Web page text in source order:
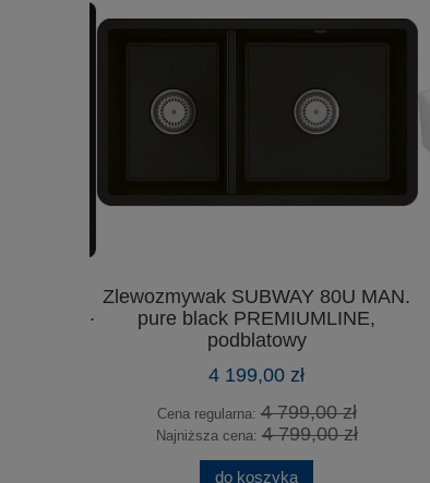
Zlewozmywak SUBWAY 80U MAN.
pure black PREMIUMLINE,
podblatowy
4 199,00 zł
Cena regularna:4 799,00 zł
Najniższa cena:4 799,00 zł
do koszyka